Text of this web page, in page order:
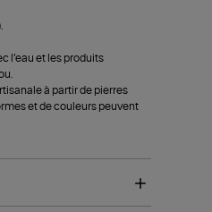
l’eau et les produits
à partir de pierres
et de couleurs peuvent